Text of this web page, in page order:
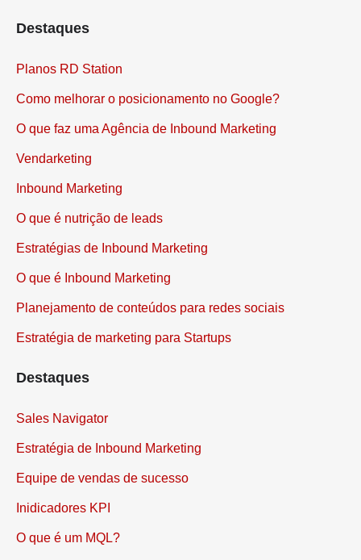
Destaques
Planos RD Station
Como melhorar o posicionamento no Google?
O que faz uma Agência de Inbound Marketing
Vendarketing
Inbound Marketing
O que é nutrição de leads
Estratégias de Inbound Marketing
O que é Inbound Marketing
Planejamento de conteúdos para redes sociais
Estratégia de marketing para Startups
Destaques
Sales Navigator
Estratégia de Inbound Marketing
Equipe de vendas de sucesso
Inidicadores KPI
O que é um MQL?